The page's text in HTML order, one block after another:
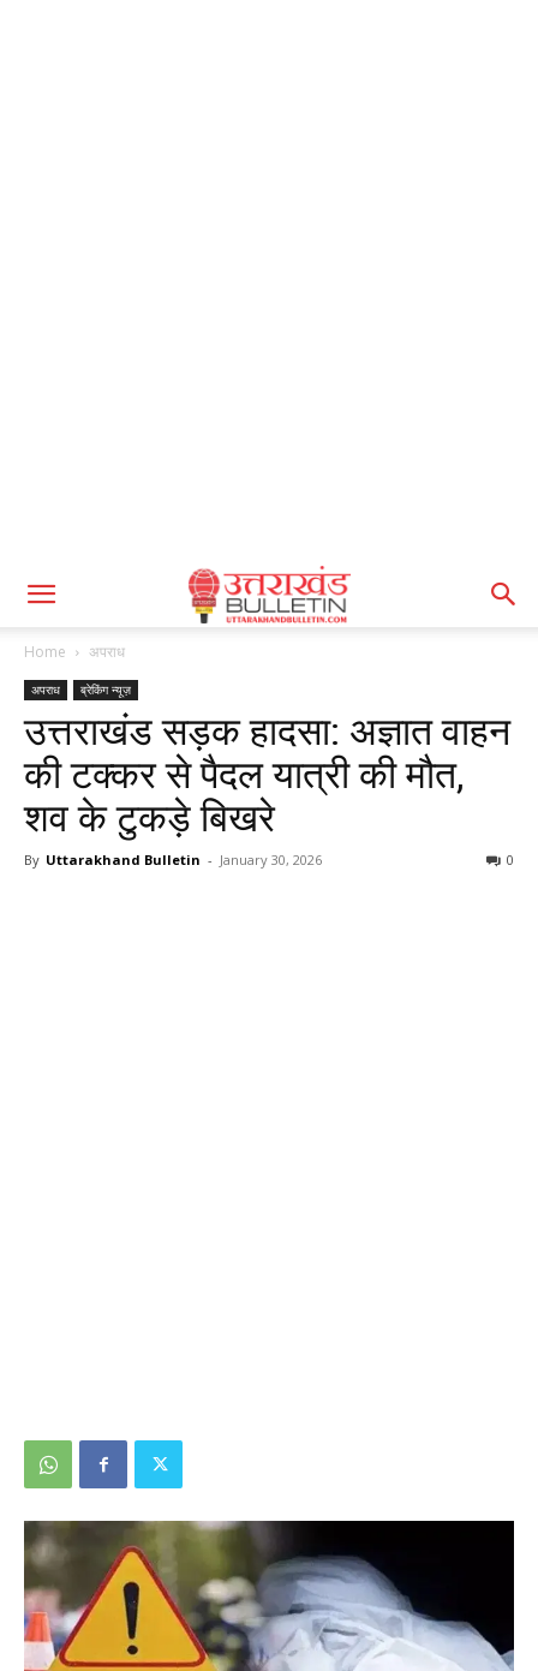
Home अपराध
अपराध ब्रेकिंग न्यूज़
उत्तराखंड सड़क हादसा: अज्ञात वाहन
की टक्कर से पैदल यात्री की मौत,
शव के टुकड़े बिखरे
By Uttarakhand Bulletin - January 30, 2026 0